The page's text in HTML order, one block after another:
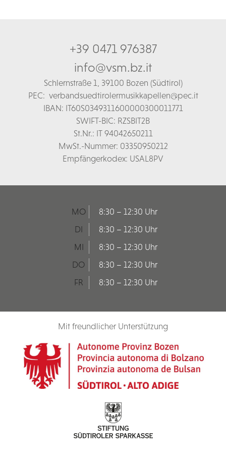
+39 0471 976387
info@vsm.bz.it
Schlernstraße 1, 39100 Bozen (Südtirol)
PEC: verbandsuedtirolermusikkapellen@pec.it
IBAN: IT60S0349311600000300011771
SWIFT-BIC: RZSBIT2B
St.Nr.: IT 94042650211
MwSt.-Nummer: 03350950212
Empfängerkodex: USAL8PV
MO
8:30 – 12:30 Uhr
DI
8:30 – 12:30 Uhr
MI
8:30 – 12:30 Uhr
DO
8:30 – 12:30 Uhr
FR
8:30 – 12:30 Uhr
Mit freundlicher Unterstützung